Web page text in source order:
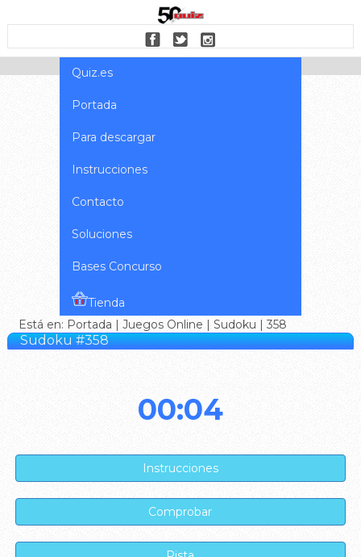
Quiz.es
Portada
Para descargar
Instrucciones
Contacto
Soluciones
Bases Concurso
Tienda
Está en: Portada | Juegos Online | Sudoku | 358
Sudoku #358
00:04